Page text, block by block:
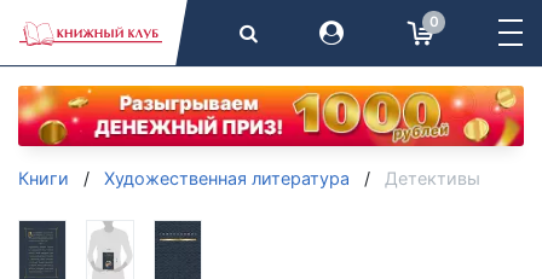
0
Книги Художественная литература Детективы